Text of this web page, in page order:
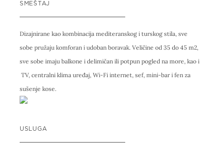
SMEŠTAJ
Dizajnirane kao kombinacija mediteranskog i turskog stila, sve
sobe pružaju komforan i udoban boravak. Veličine od 35 do 45 m2,
sve sobe imaju balkone i delimičan ili potpun pogled na more, kao i
TV, centralni klima uređaj, Wi-Fi internet, sef, mini-bar i fen za
sušenje kose.
USLUGA